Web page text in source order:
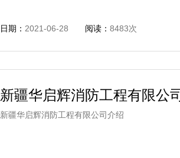
日期： 2021-06-28 阅读： 8483次
新疆华启辉消防工程有限公
新疆华启辉消防工程有限公司介绍